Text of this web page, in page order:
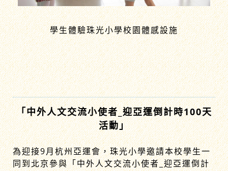
學生體驗珠光小學校園體感設施
「中外人文交流小使者_迎亞運倒計時100天
活動」
為迎接9月杭州亞運會，珠光小學邀請本校學生一
同到北京參與「中外人文交流小使者_迎亞運倒計